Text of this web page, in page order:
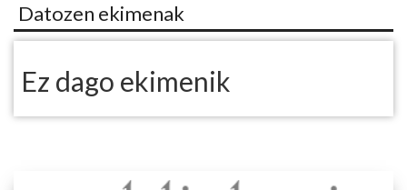
Datozen ekimenak
Ez dago ekimenik